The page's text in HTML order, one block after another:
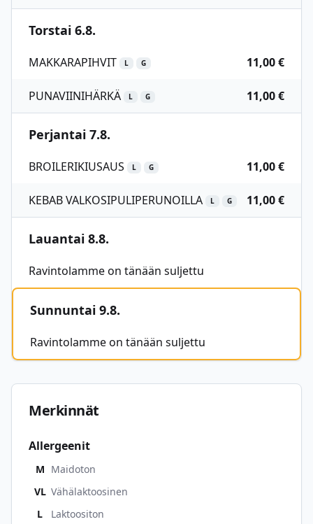
Torstai 6.8.
MAKKARAPIHVIT L G 11,00 €
PUNAVIINIHÄRKÄ L G 11,00 €
Perjantai 7.8.
BROILERIKIUSAUS L G 11,00 €
KEBAB VALKOSIPULIPERUNOILLA L G 11,00 €
Lauantai 8.8.
Ravintolamme on tänään suljettu
Sunnuntai 9.8.
Ravintolamme on tänään suljettu
Merkinnät
Allergeenit
M Maidoton
VL Vähälaktoosinen
L
Laktoositon